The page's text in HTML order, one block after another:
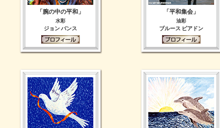
「腕の中の平和」
水彩
ジョン バンス
「平和集会」
油彩
ブルース ピアドン